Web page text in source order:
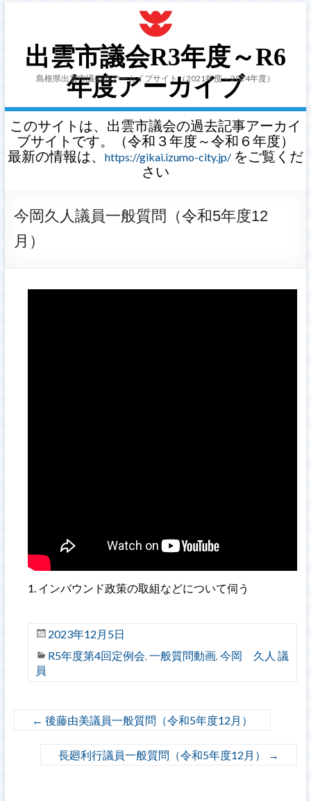
出雲市議会R3年度～R6
年度アーカイブ
島根県出雲市議会のアーカイブサイト（2021年度～2024年度）
このサイトは、出雲市議会の過去記事アーカイ
ブサイトです。（令和３年度～令和６年度）
最新の情報は、
https://gikai.izumo-city.jp/をご覧くだ
さい
今岡久人議員一般質問（令和5年度12
月）
インバウンド政策の取組などについて伺う
2023年12月5日
R5年度第4回定例会, 一般質問動画, 今岡 久人 議
員
← 後藤由美議員一般質問（令和5年度12月）
長廻利行議員一般質問（令和5年度12月） →